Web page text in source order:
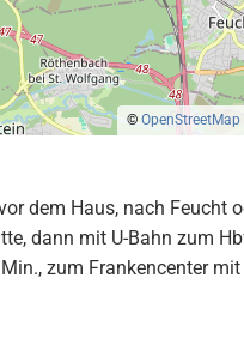
© OpenStreetMap
dem Haus, nach Feucht
dann mit U-Bahn zum
zum Frankencenter